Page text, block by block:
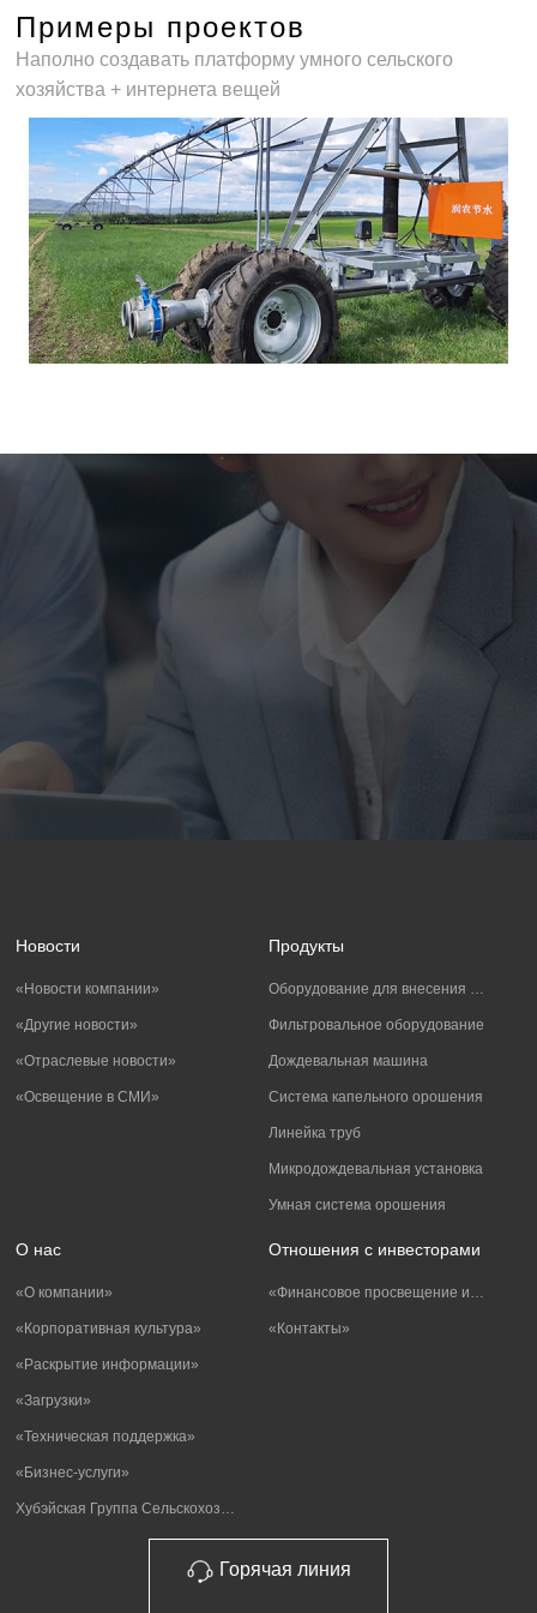
Примеры проектов
Наполно создавать платформу умного сельского
хозяйства + интернета вещей
Новости
«Новости компании»
«Другие новости»
«Отраслевые новости»
«Освещение в СМИ»
Продукты
Оборудование для внесения удобрений
Фильтровальное оборудование
Дождевальная машина
Система капельного орошения
Линейка труб
Микродождевальная установка
Умная система орошения
О нас
«О компании»
«Корпоративная культура»
«Раскрытие информации»
«Загрузки»
«Техническая поддержка»
«Бизнес-услуги»
Хубэйская Группа Сельскохозяйственного Развития
Отношения с инвесторами
«Финансовое просвещение инвесторов»
«Контакты»
Горячая линия